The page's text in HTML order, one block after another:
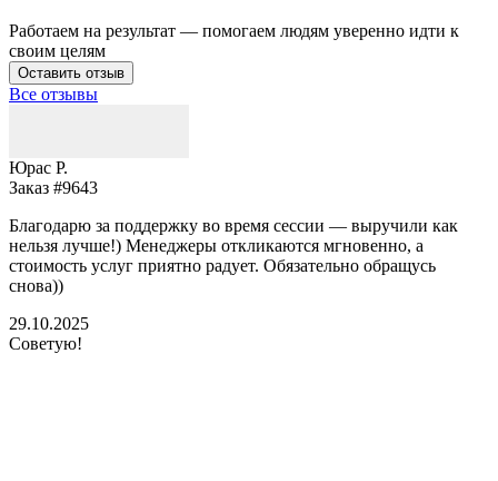
Работаем на результат — помогаем людям уверенно идти к
своим целям
Оставить отзыв
Все отзывы
Юрас Р.
Заказ #9643
Благодарю за поддержку во время сессии — выручили как
нельзя лучше!) Менеджеры откликаются мгновенно, а
стоимость услуг приятно радует. Обязательно обращусь
снова))
29.10.2025
Советую!